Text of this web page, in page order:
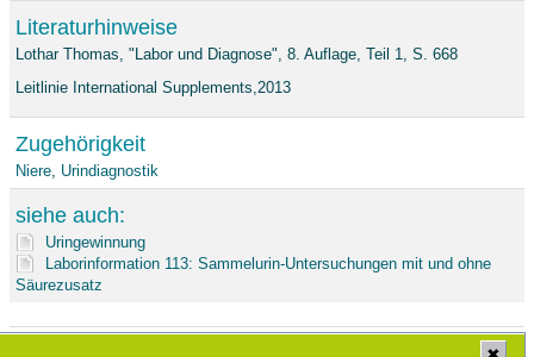
Literaturhinweise
Lothar Thomas, "Labor und Diagnose", 8. Auflage, Teil 1, S. 668
Leitlinie International Supplements,2013
Zugehörigkeit
Niere Urindiagnostik
siehe auch:
Uringewinnung
Laborinformation 113: Sammelurin-Untersuchungen mit und ohne
Säurezusatz